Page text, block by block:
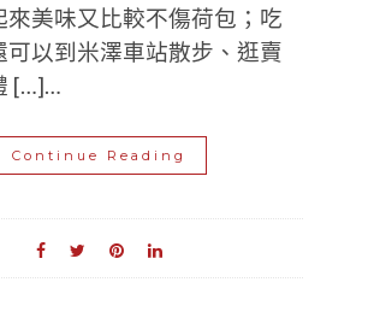
來美味又比較不傷荷包；吃
可以到米澤車站散步、逛賣
[…]…
Continue Reading